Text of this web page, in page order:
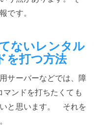
です。
ないレンタル
を打つ方法
サーバーなどでは、障
ンドを打ちたくても
と思います。 それを